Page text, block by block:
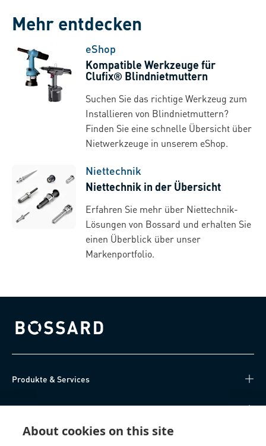
About cookies on this site
Mehr entdecken
eShop
Kompatible Werkzeuge für
Clufix® Blindnietmuttern
Suchen Sie das richtige Werkzeug zum
Installieren von Blindnietmuttern?
Finden Sie eine schnelle Übersicht über
Nietwerkzeuge in unserem eShop.
Niettechnik
Niettechnik in der Übersicht
Erfahren Sie mehr über Niettechnik-
Lösungen von Bossard und erhalten Sie
einen Überblick über unser
Markenportfolio.
Bossard homepage
Produkte & Services
Wissen